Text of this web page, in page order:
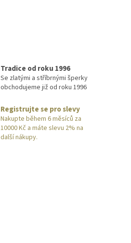
Tradice od roku 1996
Se zlatými a stříbrnými šperky
obchodujeme již od roku 1996
Registrujte se pro slevy
Nakupte během 6 měsíců za
10000 Kč a máte slevu 2% na
další nákupy.